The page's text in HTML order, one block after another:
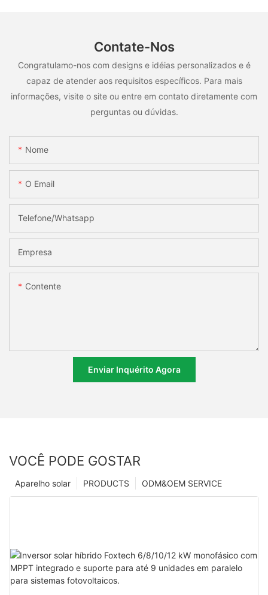
Contate-Nos
Congratulamo-nos com designs e idéias personalizados e é
capaz de atender aos requisitos específicos. Para mais
informações, visite o site ou entre em contato diretamente com
perguntas ou dúvidas.
Nome
O Email
Telefone/whatsapp
Empresa
Contente
Enviar Inquérito Agora
VOCÊ PODE GOSTAR
ODM&OEM SERVICE
PRODUCTS
Aparelho solar